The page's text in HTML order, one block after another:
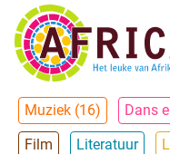
Muziek (16) Dans
Film
Literatuur